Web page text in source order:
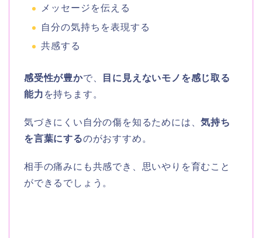
メッセージを伝える
自分の気持ちを表現する
共感する
感受性が豊かで、
目に見えないモノを感じ取る
能力 を持ちます。
気づきにくい自分の傷を知るためには、気持ち
を言葉にするのがおすすめ。
相手の痛みにも共感でき、思いやりを育むこと
ができるでしょう。